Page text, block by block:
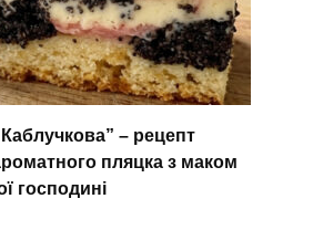
– рецепт
пляцка з маком
господині